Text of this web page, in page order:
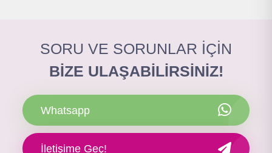
SORU VE SORUNLAR İÇİN
BİZE ULAŞABİLİRSİNİZ!
Whatsapp
İletişime Geç!